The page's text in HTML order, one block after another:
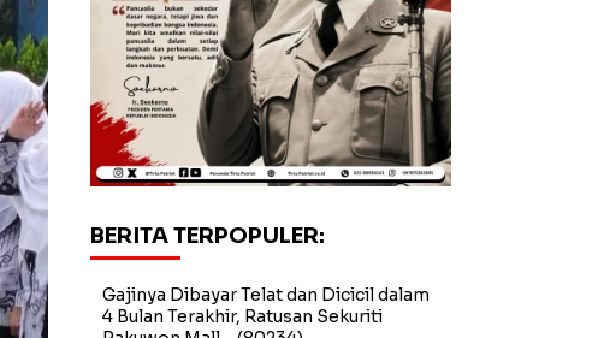
BERITA TERPOPULER:
Gajinya Dibayar Telat dan Dicicil dalam
4 Bulan Terakhir, Ratusan Sekuriti